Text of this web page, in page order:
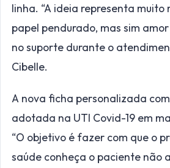
linha. “A ideia representa muito
papel pendurado, mas sim
no suporte durante o
Cibelle.
A nova ficha personalizada
adotada na UTI Covid-19 em
“O objetivo é fazer com que o
saúde conheça o paciente não